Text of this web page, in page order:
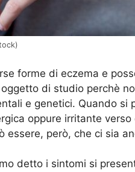
forme di eczema e
di studio perchè
e genetici. Quando si
oppure irritante
essere, però, che ci sia
detto i sintomi si